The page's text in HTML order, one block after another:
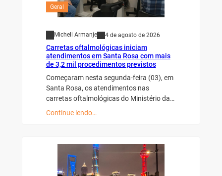
Geral
Micheli Armanje 4 de agosto de 2026
Carretas oftalmológicas iniciam
atendimentos em Santa Rosa com mais
de 3,2 mil procedimentos previstos
Começaram nesta segunda-feira (03), em
Santa Rosa, os atendimentos nas
carretas oftalmológicas do Ministério da…
Continue lendo…